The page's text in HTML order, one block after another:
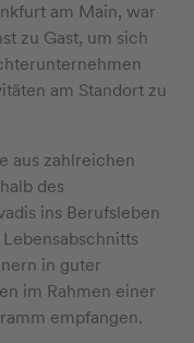
am Main, war
zu Gast, um sich
am Standort zu
aus zahlreichen
des
ins Berufsleben
in guter
im Rahmen einer
empfangen.